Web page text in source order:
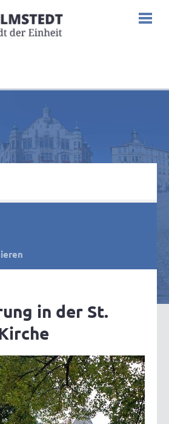
in der St.